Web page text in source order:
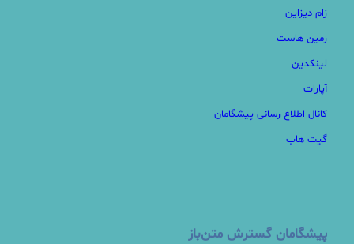
زام دیزاین
زمین هاست
لینکدین
آپارات
کانال اطلاع رسانی پیشگامان
گیت هاب
پیشگامان گسترش متن‌باز